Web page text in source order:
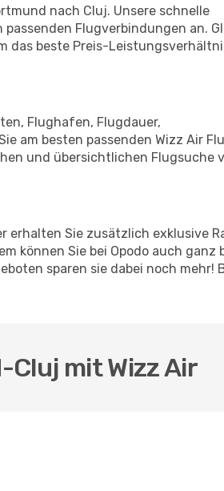
nach Cluj. Unsere schnelle
Flugverbindungen an.
das beste Preis-
Flughafen, Flugdauer,
am besten passenden Wizz Air
und übersichtlichen Flugsuche
erhalten Sie zusätzlich exklusive
können Sie bei Opodo auch ganz
sparen sie dabei noch mehr!
mit Wizz Air